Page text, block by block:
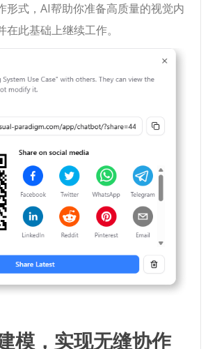
形式，AI帮助你准备高质量的视觉内
此基础上继续工作。
模，实现无缝协作